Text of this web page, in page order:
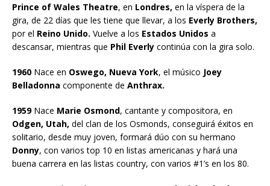
Prince of Wales Theatre, en Londres, en la víspera de la
gira, de 22 días que les tiene que llevar, a los Everly Brothers,
por el Reino Unido. Vuelve a los Estados Unidos a
descansar, mientras que Phil Everly continúa con la gira solo.
1960 Nace en Oswego, Nueva York, el músico Joey
Belladonna componente de Anthrax.
1959Nace Marie Osmond, cantante y compositora, en
Odgen, Utah, del clan de los Osmonds, conseguirá éxitos en
solitario, desde muy joven, formará dúo con su hermano
Donny, con varios top 10 en listas americanas y hará una
buena carrera en las listas country, con varios #1’s en los 80.